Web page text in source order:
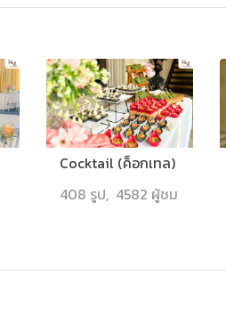
Cocktail (ค็อกเทล)
408 รูป, 4582 ผู้ชม